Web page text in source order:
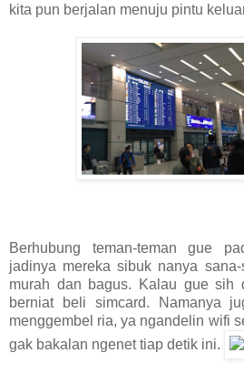
kita pun berjalan menuju pintu
Berhubung teman-teman gue
jadinya mereka sibuk nanya
murah dan bagus. Kalau gue sih
berniat beli simcard. Namanya
menggembel ria, ya ngandelin wifi
gak bakalan ngenet tiap detik ini.